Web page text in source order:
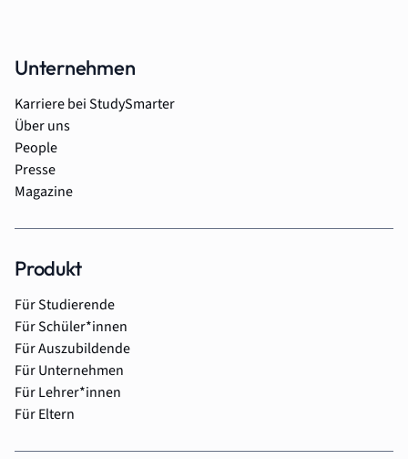
Unternehmen
Karriere bei StudySmarter
Über uns
People
Presse
Magazine
Produkt
Für Studierende
Für Schüler*innen
Für Auszubildende
Für Unternehmen
Für Lehrer*innen
Für Eltern